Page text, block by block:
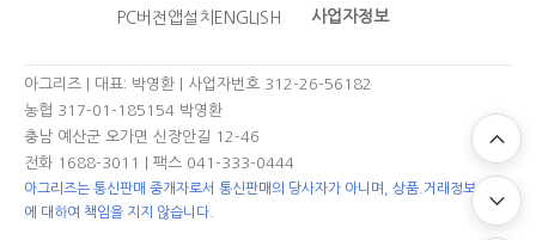
PC버전 앱설치 ENGLISH 사업자정보
아그리즈 | 대표: 박영환 | 사업자번호 312-26-56182
농협 317-01-185154 박영환
충남 예산군 오가면 신장안길 12-46
전화 1688-3011
| 팩스 041-333-0444
아그리즈는 통신판매 중개자로서 통신판매의 당사자가 아니며, 상품.거래정보, 거래
에 대하여 책임을 지지 않습니다.